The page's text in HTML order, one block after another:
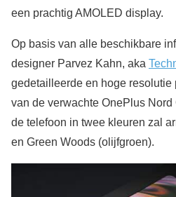
een prachtig AMOLED display.
Op basis van alle beschikbare
designer Parvez Kahn, aka
gedetailleerde en hoge resolutie
van de verwachte OnePlus
de telefoon in twee kleuren zal
en Green Woods (olijfgroen).